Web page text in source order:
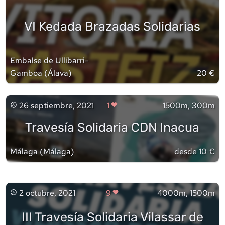
VI Kedada Brazadas Solidarias
Embalse de Ullíbarri-
Gamboa (Álava) 20 €
26 septiembre, 2021 1 1500m, 300m
Travesía Solidaria CDN Inacua
Málaga(Málaga) desde 10 €
2 octubre, 2021 9 4000m, 1500m
III Travesía Solidaria Vilassar de